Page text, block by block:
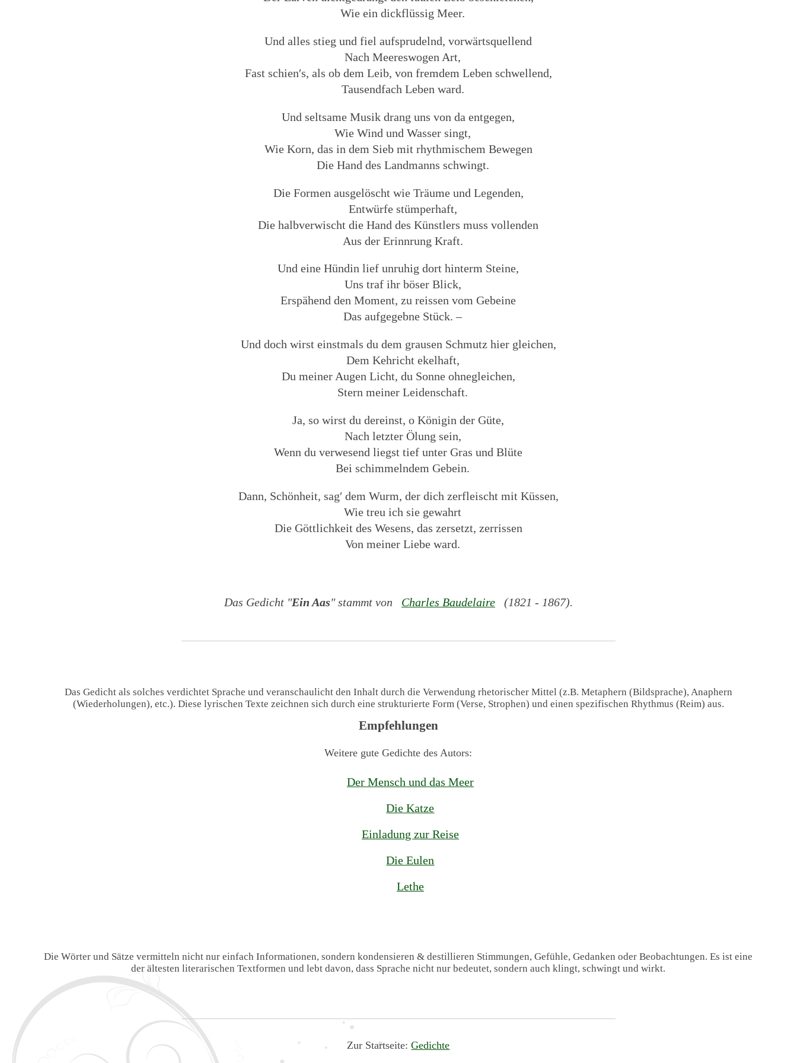
Wie ein dickflüssig Meer.
Und alles stieg und fiel aufsprudelnd, vorwärtsquellend
Nach Meereswogen Art,
Fast schien′s, als ob dem Leib, von fremdem Leben schwellend,
Tausendfach Leben ward.
Und seltsame Musik drang uns von da entgegen,
Wie Wind und Wasser singt,
Wie Korn, das in dem Sieb mit rhythmischem Bewegen
Die Hand des Landmanns schwingt.
Die Formen ausgelöscht wie Träume und Legenden,
Entwürfe stümperhaft,
Die halbverwischt die Hand des Künstlers muss vollenden
Aus der Erinnrung Kraft.
Und eine Hündin lief unruhig dort hinterm Steine,
Uns traf ihr böser Blick,
Erspähend den Moment, zu reissen vom Gebeine
Das aufgegebne Stück. –
Und doch wirst einstmals du dem grausen Schmutz hier gleichen,
Dem Kehricht ekelhaft,
Du meiner Augen Licht, du Sonne ohnegleichen,
Stern meiner Leidenschaft.
Ja, so wirst du dereinst, o Königin der Güte,
Nach letzter Ölung sein,
Wenn du verwesend liegst tief unter Gras und Blüte
Bei schimmelndem Gebein.
Dann, Schönheit, sag′ dem Wurm, der dich zerfleischt mit Küssen,
Wie treu ich sie gewahrt
Die Göttlichkeit des Wesens, das zersetzt, zerrissen
Von meiner Liebe ward.
Das Gedicht "Ein Aas" stammt von Charles Baudelaire(1821 - 1867).
Das Gedicht als solches verdichtet Sprache und veranschaulicht den Inhalt durch die Verwendung rhetorischer Mittel (z.B. Metaphern (Bildsprache), Anaphern
(Wiederholungen), etc.). Diese lyrischen Texte zeichnen sich durch eine strukturierte Form (Verse, Strophen) und einen spezifischen Rhythmus (Reim) aus.
Empfehlungen
Weitere gute Gedichte des Autors:
Der Mensch und das Meer
Die Katze
Einladung zur Reise
Die Eulen
Lethe
Die Wörter und Sätze vermitteln nicht nur einfach Informationen, sondern kondensieren & destillieren Stimmungen, Gefühle, Gedanken oder Beobachtungen. Es ist eine
der ältesten literarischen Textformen und lebt davon, dass Sprache nicht nur bedeutet, sondern auch klingt, schwingt und wirkt.
Zur Startseite:Gedichte